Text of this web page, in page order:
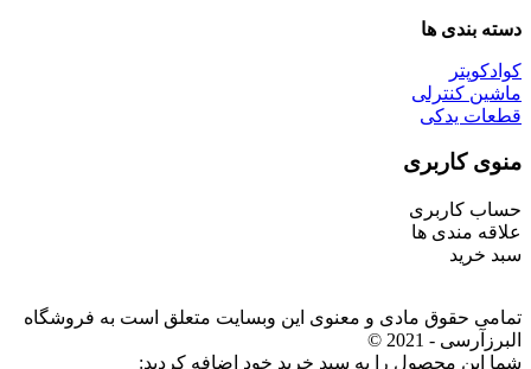
دسته بندی ها
کوادکوپتر
ماشین کنترلی
قطعات یدکی
منوی کاربری
حساب کاربری
علاقه مندی ها
سبد خرید
تمامی حقوق مادی و معنوی این وبسایت متعلق است به فروشگاه
البرزآرسی - 2021 ©
شما این محصول را به سبد خرید خود اضافه کردید: